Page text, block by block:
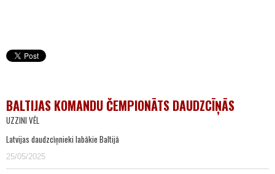
BALTIJAS KOMANDU ČEMPIONĀTS DAUDZCĪŅĀS
UZZINI VĒL
Latvijas daudzcīņnieki labākie Baltijā
25/05/2025